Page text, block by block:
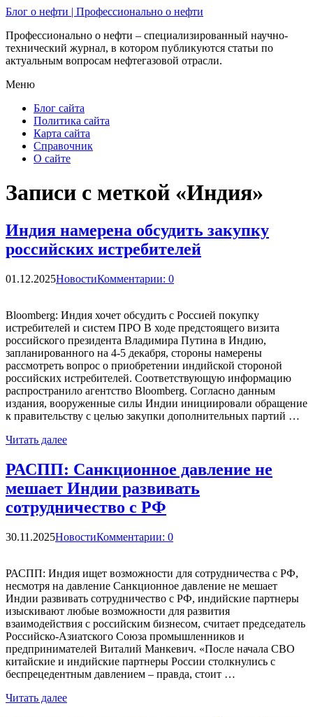
Блог о нефти | Профессионально о нефти
Профессионально о нефти – специализированный научно-
технический журнал, в котором публикуются статьи по
актуальным вопросам нефтегазовой отрасли.
Меню
Блог сайта
Политика сайта
Карта сайта
Справочник
О сайте
Записи с меткой «Индия»
Индия намерена обсудить закупку
российских истребителей
01.12.2025НовостиКомментарии: 0
Bloomberg: Индия хочет обсудить с Россией покупку
истребителей и систем ПРО В ходе предстоящего визита
российского президента Владимира Путина в Индию,
запланированного на 4-5 декабря, стороны намерены
рассмотреть вопрос о приобретении индийской стороной
российских истребителей. Соответствующую информацию
распространило агентство Bloomberg. Согласно данным
издания, вооруженные силы Индии инициировали обращение
к правительству с целью закупки дополнительных партий …
Читать далее
РАСПП: Санкционное давление не
мешает Индии развивать
сотрудничество с РФ
30.11.2025НовостиКомментарии: 0
РАСПП: Индия ищет возможности для сотрудничества с РФ,
несмотря на давление Санкционное давление не мешает
Индии развивать сотрудничество с РФ, индийские партнеры
изыскивают любые возможности для развития
взаимодействия с российским бизнесом, считает председатель
Российско-Азиатского Союза промышленников и
предпринимателей Виталий Манкевич. «После начала СВО
китайские и индийские партнеры России столкнулись с
беспрецедентным давлением – правда, стоит …
Читать далее